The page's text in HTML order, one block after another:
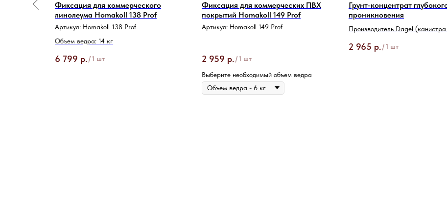
Фиксация для коммерческого
линолеума Homakoll 138 Prof
Артикул: Homakoll 138 Prof
Объем ведра: 14 кг
6 799 р./1 шт
Фиксация для коммерческих ПВХ
покрытий Homakoll 149 Prof
Артикул: Homakoll 149 Prof
2 959 р./1 шт
Выберите необходимый объем ведра
Грунт-концентрат
проникновения
Производитель Dagel
2 965 р./1 шт